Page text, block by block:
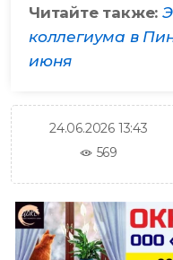
Читайте также:
коллегиума в
июня
24.06.2026 13:43
569